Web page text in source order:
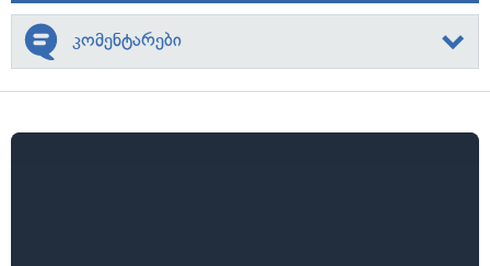
კომენტარები